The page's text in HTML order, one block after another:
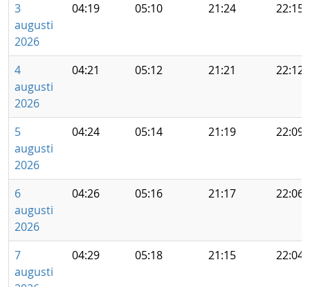
3
augusti
2026
04:19 05:10 21:24 22:15
4
augusti
2026
04:21 05:12 21:21 22:12
5
augusti
2026
04:24 05:14 21:19 22:09
6
augusti
2026
04:26 05:16 21:17 22:06
7
augusti
04:29 05:18 21:15 22:04